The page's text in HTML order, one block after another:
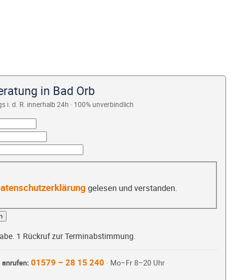
in Bad Orb
i. d. R. innerhalb 24h · 100% unverbindlich
gelesen und verstanden.
1 Rückruf zur Terminabstimmung.
01579 – 28 15 240 · Mo–Fr 8–20 Uhr